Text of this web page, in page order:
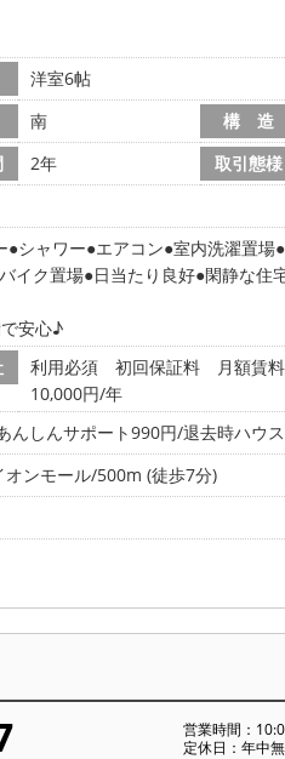
洋室6帖
南 構 造
2年 取引態様
シャワー エアコン 室内洗濯置場
バイク置場 日当たり良好 閑静な住
安心♪
利用必須 初回保証料 月額賃
10,000円/年
んしんサポート990円/退去時ハウ
オンモール/500m (徒歩7分)
営業時間：
定休日：年中